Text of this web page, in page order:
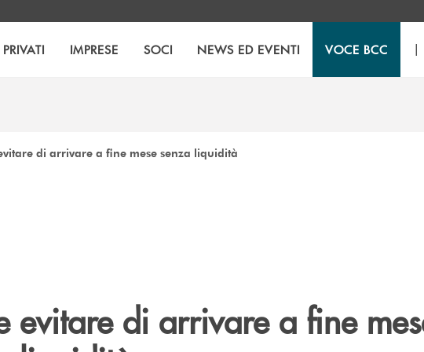
PRIVATI IMPRESE SOCI NEWS ED EVENTI VOCE BCC |
di arrivare a fine mese senza liquidità
evitare di arrivare a fine